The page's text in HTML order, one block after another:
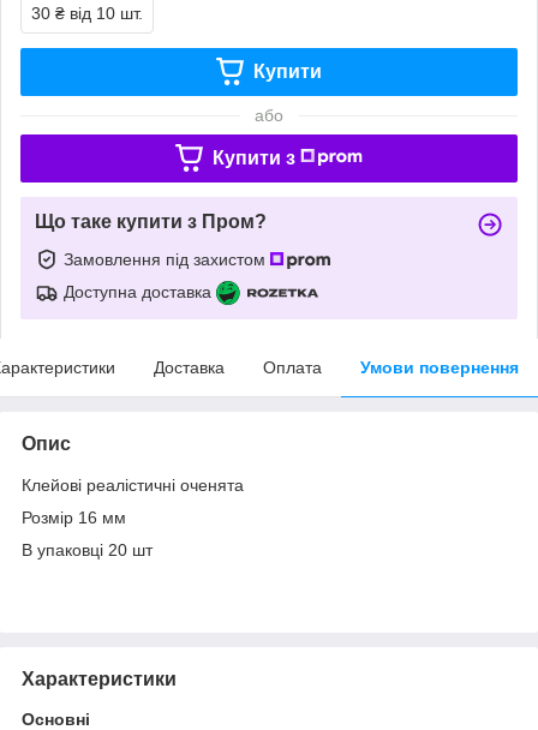
30 ₴ від 10 шт.
Купити
або
Купити з
Що таке купити з Пром?
Замовлення під захистом
Доступна доставка
Доставка Оплата Умови повернення
Опис
Клейові реалістичні оченята
Розмір 16 мм
В упаковці 20 шт
Характеристики
Основні